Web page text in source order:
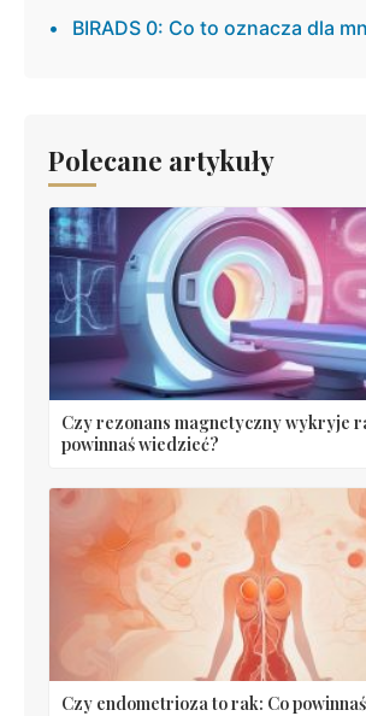
BIRADS 0: Co to oznacza dla
Polecane artykuły
Czy rezonans magnetyczny wykryje
powinnaś wiedzieć?
Czy endometrioza to rak: Co